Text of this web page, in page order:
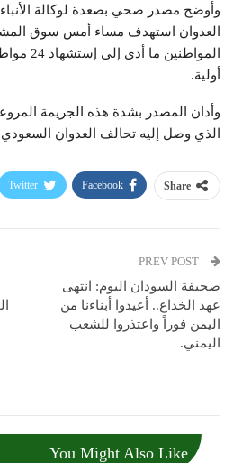
وأوضح مصدر صحي بصعدة لوكالة
العدوان استهدف مساء أمس سوق
أولية.
وأدان المصدر بشدة هذه الجريمة
الذي وصل إليه تحالف العدوان السعودي
Share
Facebook
Twitter
صحيفة السودان اليوم: انتهى
عهد الخداع.. أعيدوا أبناءنا من
اليمن فوراً واعتذروا للشعب
اليمني.
You Might Also Like